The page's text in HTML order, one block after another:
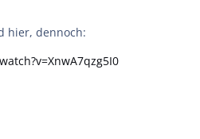
hier, dennoch: